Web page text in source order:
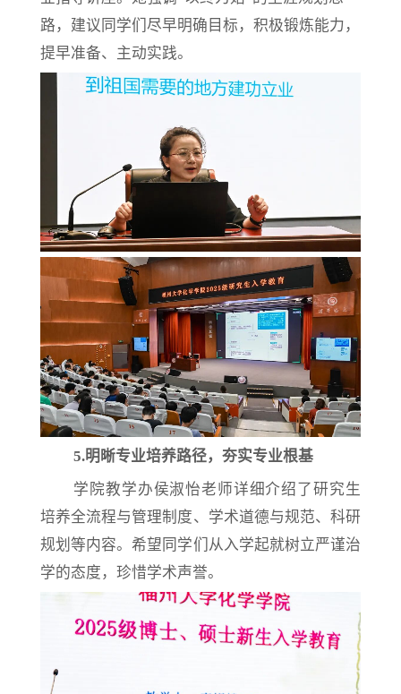
路，建议同学们尽早明确目标，积极锻炼能力，
提早准备、主动实践。
5.明晰专业培养路径，夯实专业根基
学院教学办侯淑怡老师详细介绍了研究生
培养全流程与管理制度、学术道德与规范、科研
规划等内容。希望同学们从入学起就树立严谨治
学的态度，珍惜学术声誉。